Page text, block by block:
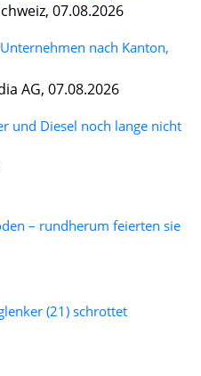
07.08.2026
nach Kanton,
AG, 07.08.2026
und Diesel noch lange nicht
– rundherum feierten sie
(21) schrottet